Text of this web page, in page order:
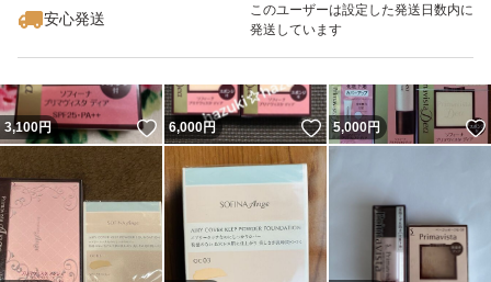
安心発送
このユーザーは設定した発送日数内に
発送しています
3,100円 いいね！
6,000円 いいね！
5,000円